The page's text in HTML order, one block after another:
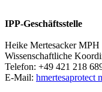
IPP-Geschäftsstelle
Heike Mertesacker MPH
Wissenschaftliche
Telefon: +49 421 218
E-Mail: hmertesaprotect